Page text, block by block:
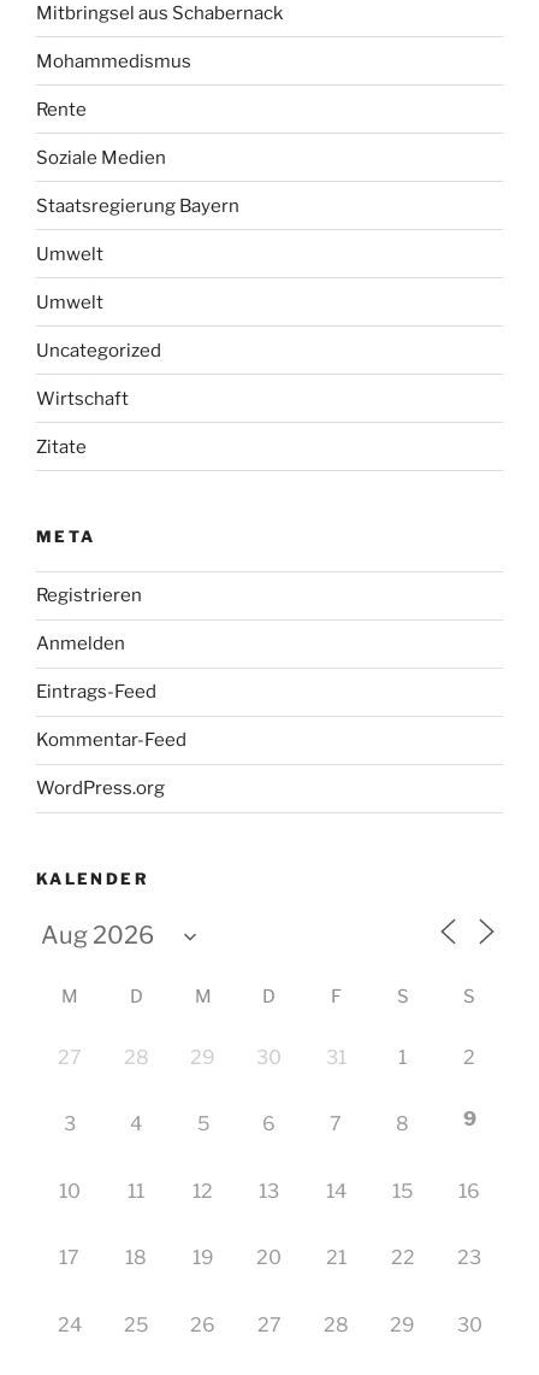
Mitbringsel aus Schabernack
Mohammedismus
Rente
Soziale Medien
Staatsregierung Bayern
Umwelt
Umwelt
Uncategorized
Wirtschaft
Zitate
META
Registrieren
Anmelden
Eintrags-Feed
Kommentar-Feed
WordPress.org
KALENDER
M D M D F S S
27 28 29 30 31 1 2
3 4 5 6 7 8 9
10 11 12 13 14 15 16
17 18 19 20 21 22 23
24 25 26 27 28 29 30